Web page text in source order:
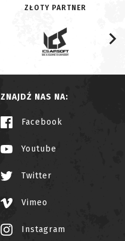
ZŁOTY PARTNER
ZNAJDŹ NAS NA:
Facebook
Youtube
Twitter
Vimeo
Instagram